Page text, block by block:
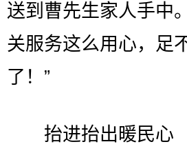
送到曹先生家人手中
关服务这么用心，足
了！”
抬进抬出暖民心